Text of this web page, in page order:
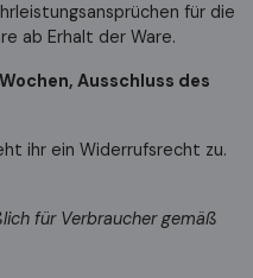
für die
ab Erhalt der Ware.
Ausschluss des
ihr ein Widerrufsrecht zu.
für Verbraucher gemäß